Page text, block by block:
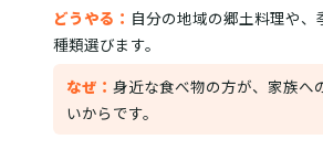
どうやる： 自分の地域の郷土料理や
種類選びます。
なぜ： 身近な食べ物の方が、家族へ
いからです。